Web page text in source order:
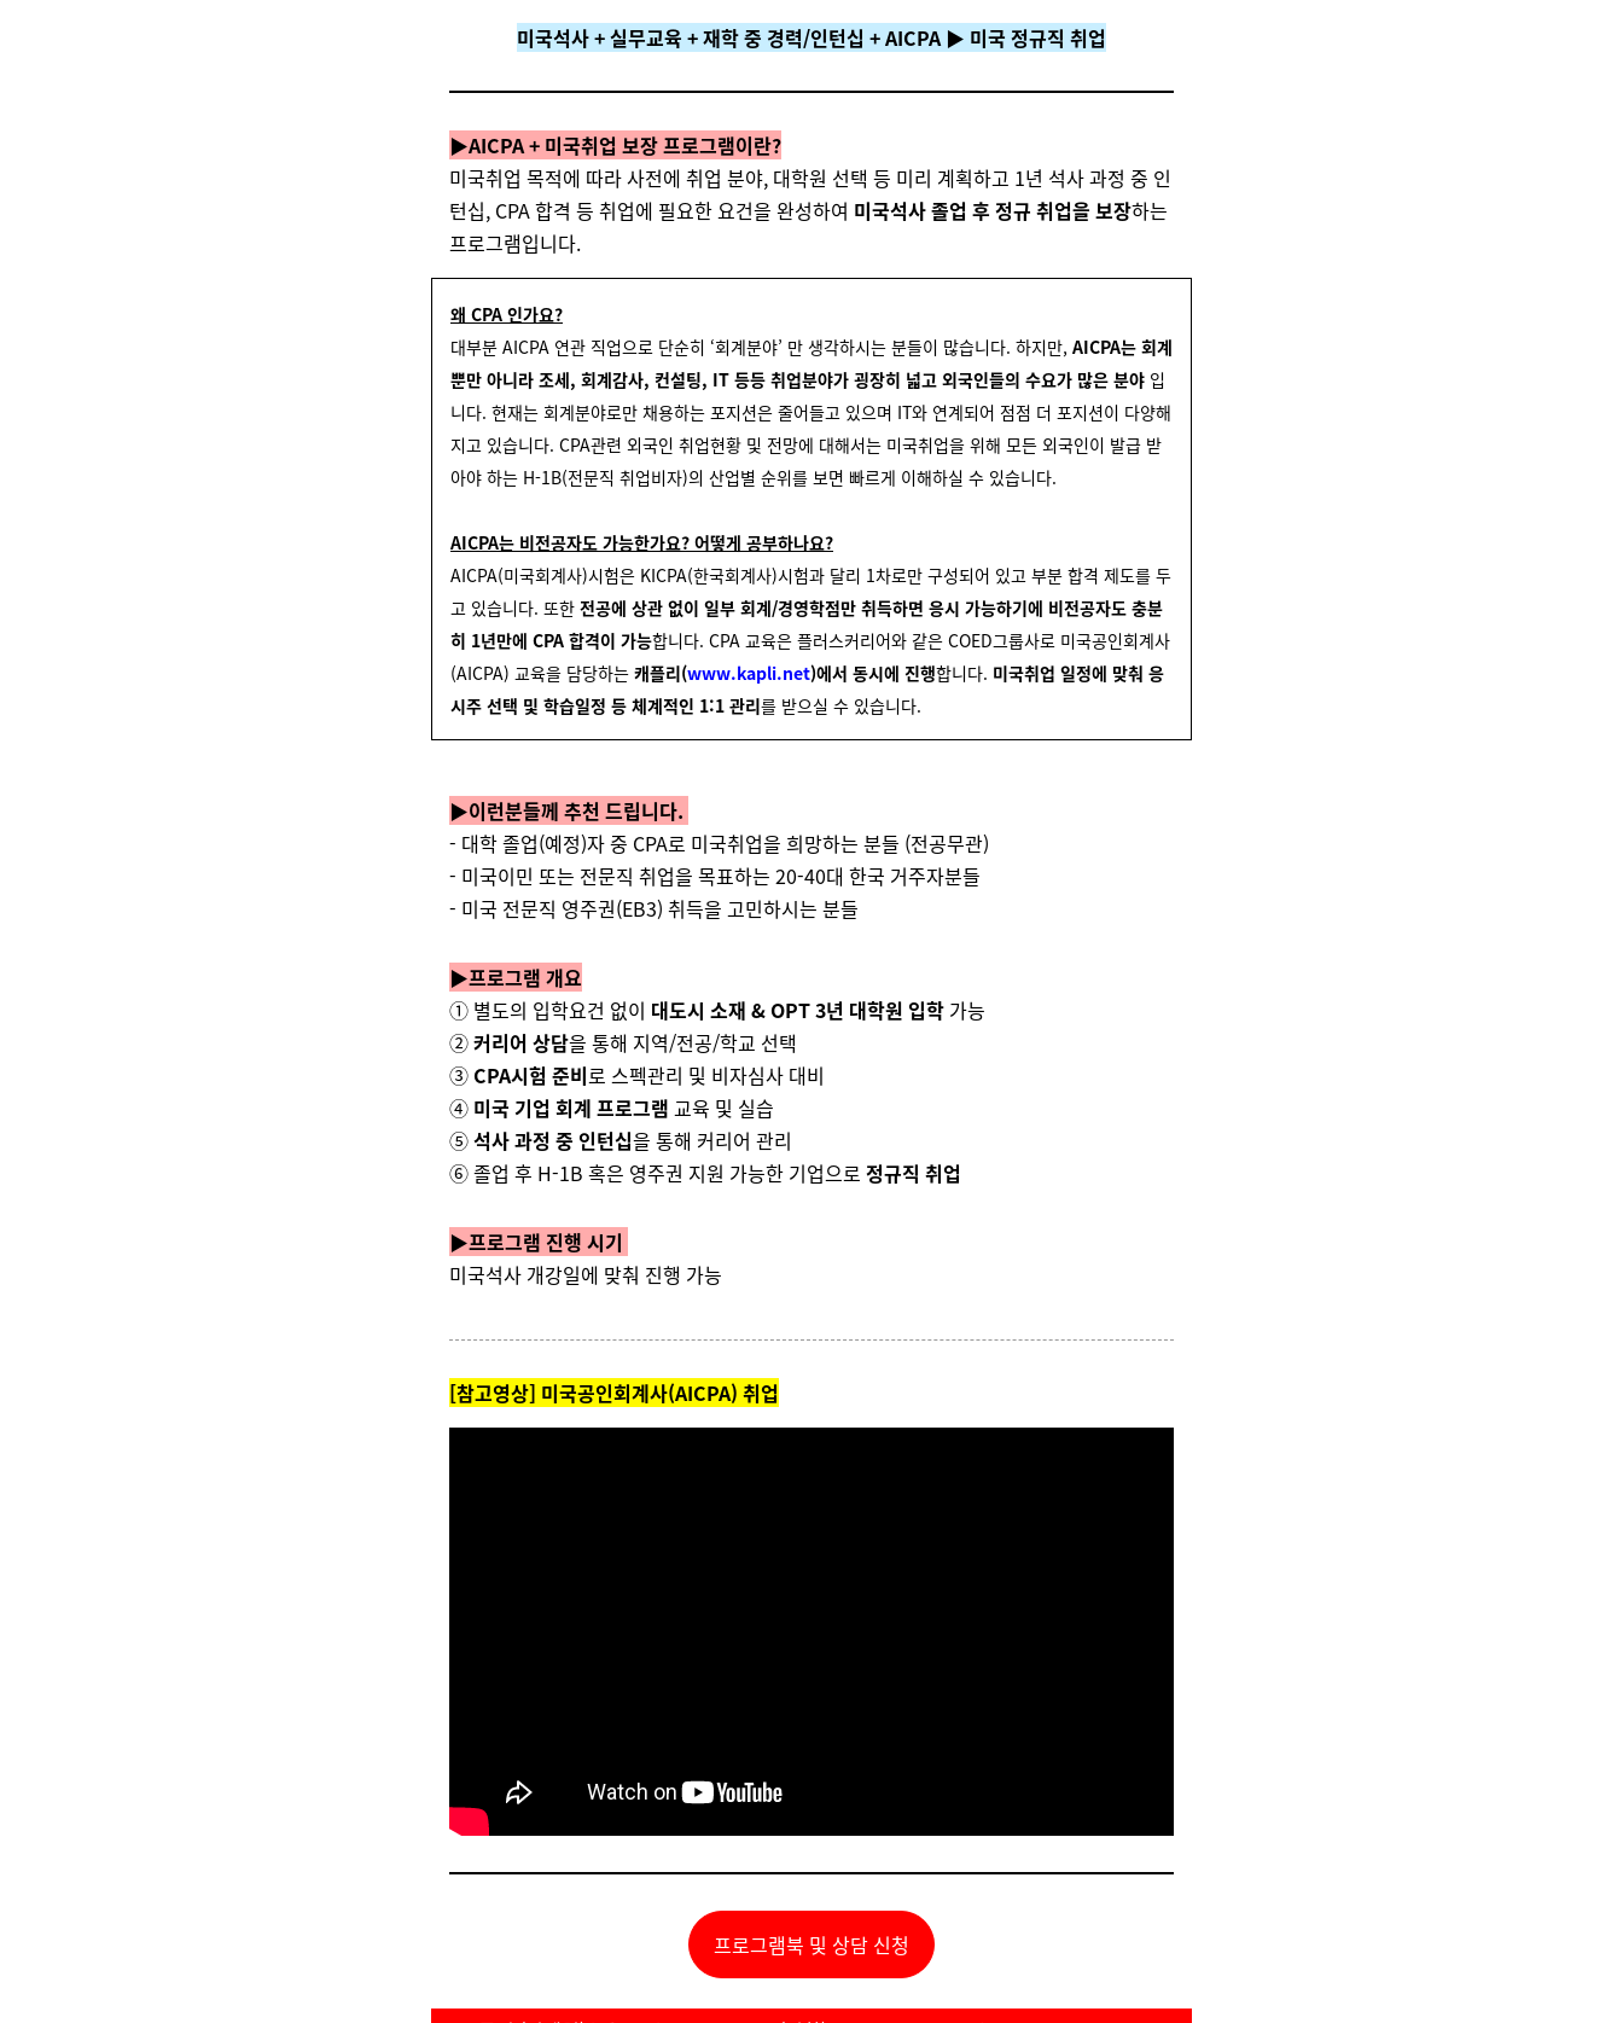
미국석사 + 실무교육 + 재학 중 경력/인턴십 + AICPA ▶ 미국 정규직 취업
▶AICPA + 미국취업 보장 프로그램이란?
미국취업 목적에 따라 사전에 취업 분야, 대학원 선택 등 미리 계획하고 1년 석사 과정 중 인
턴십, CPA 합격 등 취업에 필요한 요건을 완성하여 미국석사 졸업 후 정규 취업을 보장하는
프로그램입니다.
왜 CPA 인가요?
대부분 AICPA 연관 직업으로 단순히 ‘회계분야’ 만 생각하시는 분들이 많습니다. 하지만, AICPA는 회계
뿐만 아니라 조세, 회계감사, 컨설팅, IT 등등 취업분야가 굉장히 넓고 외국인들의 수요가 많은 분야 입
니다. 현재는 회계분야로만 채용하는 포지션은 줄어들고 있으며 IT와 연계되어 점점 더 포지션이 다양해
지고 있습니다. CPA관련 외국인 취업현황 및 전망에 대해서는 미국취업을 위해 모든 외국인이 발급 받
아야 하는 H-1B(전문직 취업비자)의 산업별 순위를 보면 빠르게 이해하실 수 있습니다.
AICPA는 비전공자도 가능한가요? 어떻게 공부하나요?
AICPA(미국회계사)시험은 KICPA(한국회계사)시험과 달리 1차로만 구성되어 있고 부분 합격 제도를 두
고 있습니다. 또한 전공에 상관 없이 일부 회계/경영학점만 취득하면 응시 가능하기에 비전공자도 충분
히 1년만에 CPA 합격이 가능합니다. CPA 교육은 플러스커리어와 같은 COED그룹사로 미국공인회계사
(AICPA) 교육을 담당하는 캐플리(www.kapli.net)에서 동시에 진행합니다. 미국취업 일정에 맞춰 응
시주 선택 및 학습일정 등 체계적인 1:1 관리를 받으실 수 있습니다.
▶이런분들께 추천 드립니다.
- 대학 졸업(예정)자 중 CPA로 미국취업을 희망하는 분들 (전공무관)
- 미국이민 또는 전문직 취업을 목표하는 20-40대 한국 거주자분들
- 미국 전문직 영주권(EB3) 취득을 고민하시는 분들
▶프로그램 개요
① 별도의 입학요건 없이 대도시 소재 & OPT 3년 대학원 입학 가능
②커리어 상담을 통해 지역/전공/학교 선택
③ CPA시험 준비로 스펙관리 및 비자심사 대비
④ 미국 기업 회계 프로그램 교육 및 실습
⑤석사 과정 중 인턴십을 통해 커리어 관리
⑥ 졸업 후 H-1B 혹은 영주권 지원 가능한 기업으로 정규직 취업
▶프로그램 진행 시기
미국석사 개강일에 맞춰 진행 가능
[참고영상] 미국공인회계사(AICPA) 취업
프로그램북 및 상담 신청